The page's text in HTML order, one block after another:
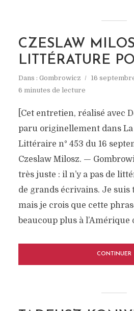
CZESLAW
LITTÉRATURE
Dans : Gombrowicz
16
6 minutes de lecture
[Cet entretien, réalisé avec
paru originellement dans
Littéraire n° 453 du 16
Czeslaw Milosz. —
très juste : il n’y a pas de
de grands écrivains. Je suis
mais je crois que cette
beaucoup plus à l’Amérique
CONTINUER